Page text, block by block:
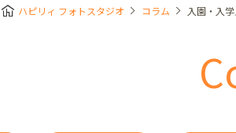
成人式フォト
七五三着物(男の子)
フォーマル衣装(男の
吉祥寺
ハピリィ フォトスタジオ コラム 入園・入